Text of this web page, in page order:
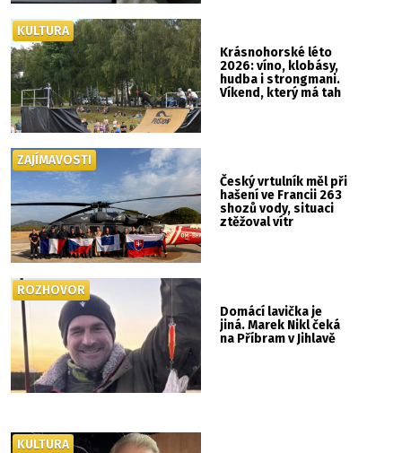
Krásnohorské léto
2026: víno, klobásy,
hudba i strongmani.
Víkend, který má tah
KULTURA
Český vrtulník měl při
hašení ve Francii 263
shozů vody, situaci
ztěžoval vítr
ZAJÍMAVOSTI
Domácí lavička je
jiná. Marek Nikl čeká
na Příbram v Jihlavě
ROZHOVOR
KULTURA